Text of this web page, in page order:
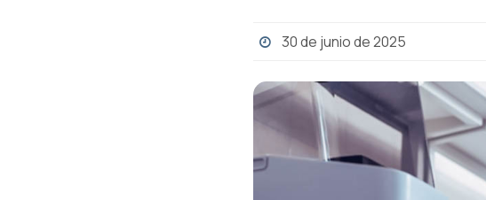
30 de junio de 2025